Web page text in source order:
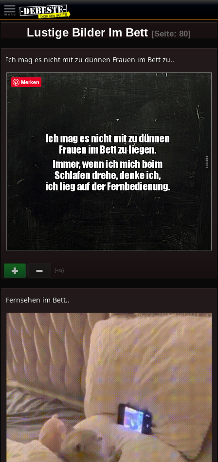
Lustige Bilder Im Bett [Seite: 80]
Ich mag es nicht mit zu dünnen Frauen im Bett zu..
(+42)
Fernsehen im Bett..
Merken